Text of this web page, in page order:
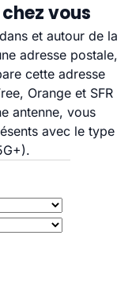
vous
et autour de la
adresse postale,
cette adresse
Orange et SFR
antenne, vous
avec le type